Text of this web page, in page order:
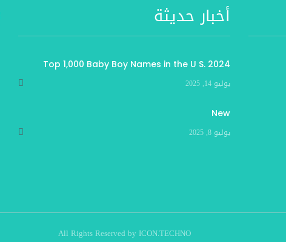
أخبار حديثة
Top 1,000 Baby Boy Names in the U S. 2024
يوليو 14, 2025
New
يوليو 8, 2025
All Rights Reserved by ICON.TECHNO